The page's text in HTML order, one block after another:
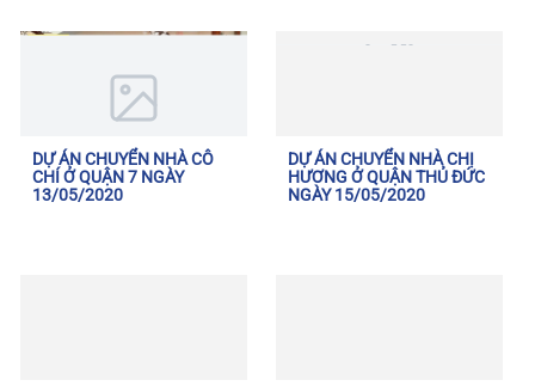
DỰ ÁN CHUYỂN NHÀ CÔ
CHÍ Ở QUẬN 7 NGÀY
13/05/2020
DỰ ÁN CHUYỂN NHÀ CHỊ
HƯƠNG Ở QUẬN THỦ ĐỨC
NGÀY 15/05/2020